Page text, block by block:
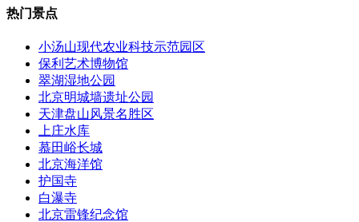
热门景点
小汤山现代农业科技示范园区
保利艺术博物馆
翠湖湿地公园
北京明城墙遗址公园
天津盘山风景名胜区
上庄水库
慕田峪长城
北京海洋馆
护国寺
白瀑寺
北京雷锋纪念馆